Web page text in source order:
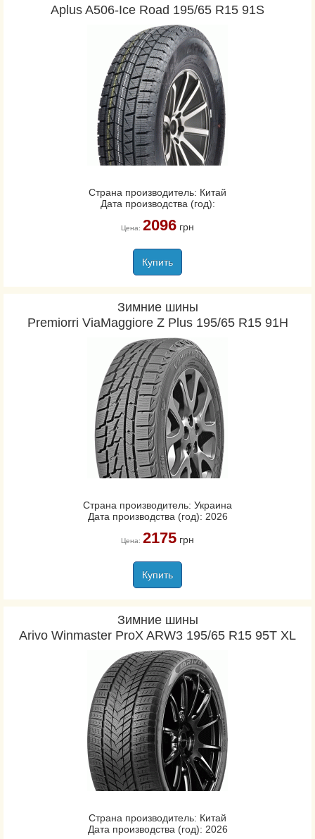
Aplus A506-Ice Road 195/65 R15 91S
Страна производитель: Китай
Дата производства (год):
Цена: 2096грн
Купить
Зимние шины
Premiorri ViaMaggiore Z Plus 195/65 R15 91H
Страна производитель: Украина
Дата производства (год): 2026
Цена: 2175грн
Купить
Зимние шины
Arivo Winmaster ProX ARW3 195/65 R15 95T XL
Страна производитель: Китай
Дата производства (год): 2026